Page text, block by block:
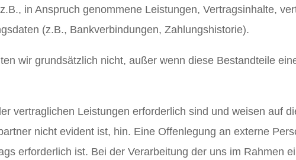
in Anspruch genommene Leistungen, Vertragsinhalte,
(z.B., Bankverbindungen, Zahlungshistorie).
wir grundsätzlich nicht, außer wenn diese Bestandteile
vertraglichen Leistungen erforderlich sind und weisen auf
nicht evident ist, hin. Eine Offenlegung an externe
erforderlich ist. Bei der Verarbeitung der uns im Rahmen